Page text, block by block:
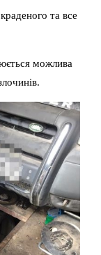
та все
можлива